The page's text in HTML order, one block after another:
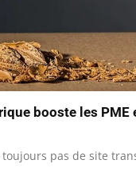
booste les PME
toujours pas de site